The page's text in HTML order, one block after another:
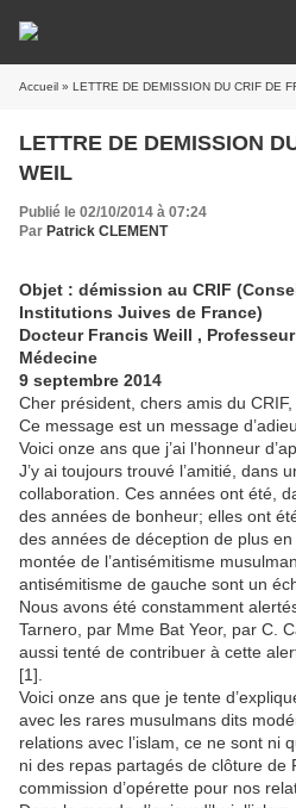
Accueil » LETTRE DE DEMISSION DU CRIF DE
LETTRE DE DEMISSION
WEIL
Publié le 02/10/2014 à 07:24
Par Patrick CLEMENT
Objet : démission au CRIF
Institutions Juives de France)
Docteur Francis Weill ,
Médecine
9 septembre 2014
Cher président, chers amis du CRIF,
Ce message est un message d’adieu.
Voici onze ans que j’ai l’honneur
J’y ai toujours trouvé l’amitié, dans
collaboration. Ces années ont été,
des années de bonheur; elles ont
des années de déception de plus
montée de l’antisémitisme
antisémitisme de gauche sont un
Nous avons été constamment
Tarnero, par Mme Bat Yeor, par C.
aussi tenté de contribuer à cette
[1].
Voici onze ans que je tente
avec les rares musulmans dits
relations avec l’islam, ce ne sont ni
ni des repas partagés de clôture de
commission d’opérette pour nos